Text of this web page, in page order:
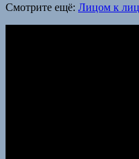
Смотрите ещё: Лицом к